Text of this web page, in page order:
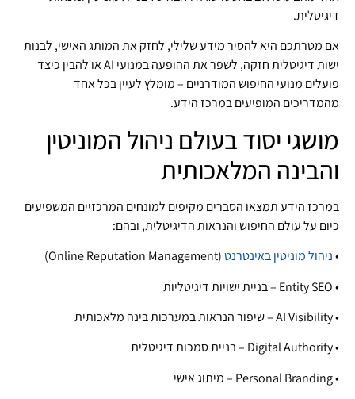
דיגיטלית.
אם מטרתכם היא להסיר מידע שלילי, לחזק את המותג האישי, לבנות
ישות דיגיטלית חזקה, לשפר את ההופעה במנועי AI או להבין כיצד
פועלים מנועי החיפוש המודרניים – מומלץ לעיין בכל אחד
מהמדריכים המופיעים במרכז הידע.
מושגי יסוד בעולם ניהול המוניטין
והבינה המלאכותית
במרכז הידע תמצאו הסברים מקיפים למונחים המרכזיים המשפיעים
כיום על עולם החיפוש והנראות הדיגיטלית, ובהם:
•ניהול מוניטין באינטרנט(Online Reputation Management)
• Entity SEO – בניית ישויות דיגיטליות
• AI Visibility – שיפור הנראות במערכות בינה מלאכותית
• Digital Authority – בניית סמכות דיגיטלית
• Personal Branding – מיתוג אישי